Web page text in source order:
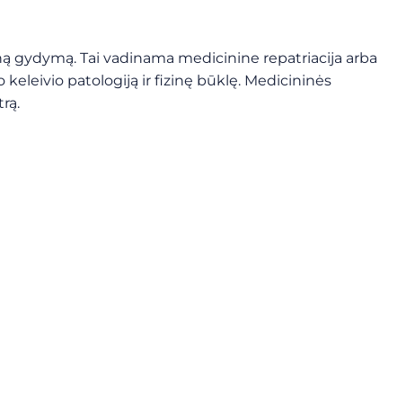
Tai vadinama medicinine repatriacija arba
keleivio patologiją ir fizinę būklę. Medicininės